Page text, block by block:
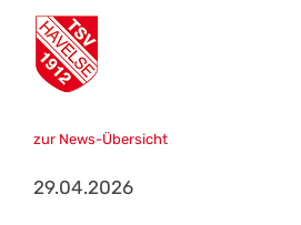
Zum
Inhalt
springen
zur News-Übersicht
29.04.2026